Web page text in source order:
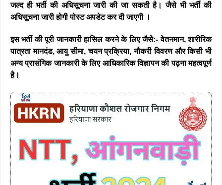
जल्द ही भर्ती की अधिसूचना जारी की जा सकती है। जैसे भी भर्ती की
अधिसूचना जारी होगी पोस्ट अपडेट कर दी जाएगी ।
इस भर्ती की पूरी जानकारी हासिल करने के लिए जैसे:- वेतनमान, शारीरिक
पात्रता मानदंड, आयु सीमा, चयन प्रक्रिया, नौकरी विवरण और किसी भी
अन्य प्रासंगिक जानकारी के लिए आधिकारिक विज्ञापन की पढ़ना महत्वपूर्ण
है।